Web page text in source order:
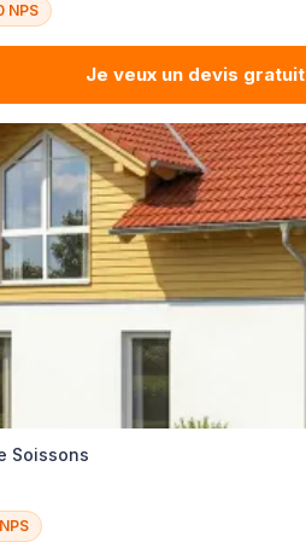
NPS
Je veux un devis gratuit
Soissons